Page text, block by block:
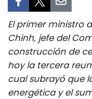
El primer ministro
Chinh, jefe del
construcción de
hoy la tercera
cual subrayó que
energética y el